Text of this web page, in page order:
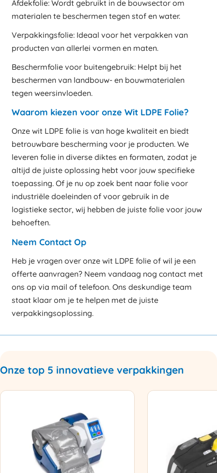
Afdekfolie: Wordt gebruikt in de bouwsector om
materialen te beschermen tegen stof en water.
Verpakkingsfolie: Ideaal voor het verpakken van
producten van allerlei vormen en maten.
Beschermfolie voor buitengebruik: Helpt bij het
beschermen van landbouw- en bouwmaterialen
tegen weersinvloeden.
Waarom kiezen voor onze Wit LDPE Folie?
Onze wit LDPE folie is van hoge kwaliteit en biedt
betrouwbare bescherming voor je producten. We
leveren folie in diverse diktes en formaten, zodat je
altijd de juiste oplossing hebt voor jouw specifieke
toepassing. Of je nu op zoek bent naar folie voor
industriële doeleinden of voor gebruik in de
logistieke sector, wij hebben de juiste folie voor jouw
behoeften.
Neem Contact Op
Heb je vragen over onze wit LDPE folie of wil je een
offerte aanvragen? Neem vandaag nog contact met
ons op via mail of telefoon. Ons deskundige team
staat klaar om je te helpen met de juiste
verpakkingsoplossing.
Onze top 5 innovatieve verpakkingen